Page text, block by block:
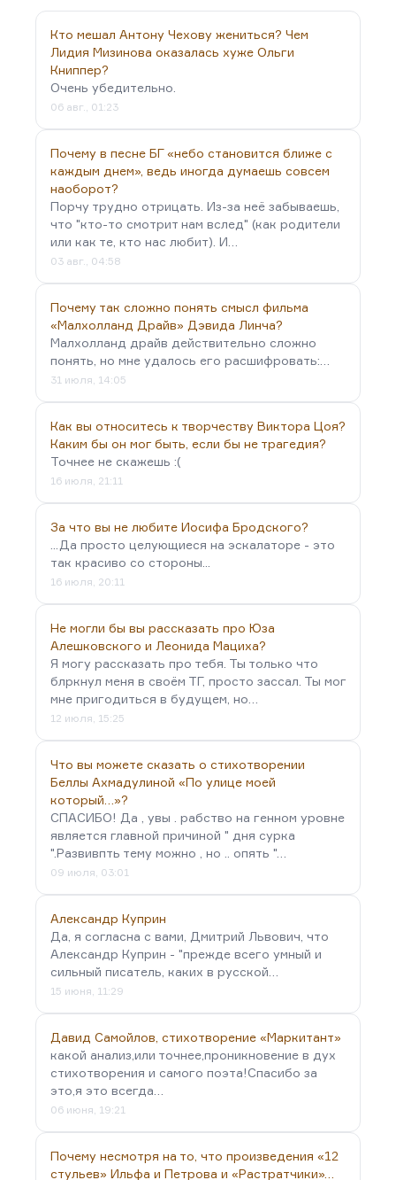
каникул», «Гум-Гама» — любимой моей книги
детства. Они были похожи — и каким-то
инфантилизмом, и добротой. Хотя, кстати, у
Велтистова была потрясающая военная повесть…
Кто мешал Антону Чехову жениться? Чем
Лидия Мизинова оказалась хуже Ольги
Книппер?
Очень убедительно.
06 авг., 01:23
Почему в песне БГ «небо становится ближе с
каждым днем», ведь иногда думаешь совсем
наоборот?
Порчу трудно отрицать. Из-за неё забываешь,
что "кто-то смотрит нам вслед" (как родители
или как те, кто нас любит). И…
03 авг., 04:58
Почему так сложно понять смысл фильма
«Малхолланд Драйв» Дэвида Линча?
Малхолланд драйв действительно сложно
понять, но мне удалось его расшифровать:…
31 июля, 14:05
Как вы относитесь к творчеству Виктора Цоя?
Каким бы он мог быть, если бы не трагедия?
Точнее не скажешь :(
16 июля, 21:11
За что вы не любите Иосифа Бродского?
...Да просто целующиеся на эскалаторе - это
так красиво со стороны...
16 июля, 20:11
Не могли бы вы рассказать про Юза
Алешковского и Леонида Мациха?
Я могу рассказать про тебя. Ты только что
блркнул меня в своём ТГ, просто зассал. Ты мог
мне пригодиться в будущем, но…
12 июля, 15:25
Что вы можете сказать о стихотворении
Беллы Ахмадулиной «По улице моей
который…»?
СПАСИБО! Да , увы . рабство на генном уровне
является главной причиной " дня сурка
".Развивпть тему можно , но .. опять "…
09 июля, 03:01
Александр Куприн
Да, я согласна с вами, Дмитрий Львович, что
Александр Куприн - "прежде всего умный и
сильный писатель, каких в русской…
15 июня, 11:29
Давид Самойлов, стихотворение «Маркитант»
какой анализ,или точнее,проникновение в дух
стихотворения и самого поэта!Спасибо за
это,я это всегда…
06 июня, 19:21
Почему несмотря на то, что произведения «12
стульев» Ильфа и Петрова и «Растратчики»…